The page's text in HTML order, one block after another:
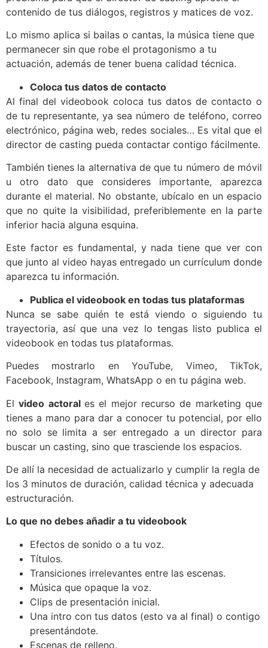
contenido de tus diálogos, registros y matices de voz.
Lo mismo aplica si bailas o cantas, la música tiene que
permanecer sin que robe el protagonismo a tu
actuación, además de tener buena calidad técnica.
Coloca tus datos de contacto
Al final del videobook coloca tus datos de contacto o
de tu representante, ya sea número de teléfono, correo
electrónico, página web, redes sociales… Es vital que el
director de casting pueda contactar contigo fácilmente.
También tienes la alternativa de que tu número de móvil
u otro dato que consideres importante, aparezca
durante el material. No obstante, ubícalo en un espacio
que no quite la visibilidad, preferiblemente en la parte
inferior hacia alguna esquina.
Este factor es fundamental, y nada tiene que ver con
que junto al video hayas entregado un currículum donde
aparezca tu información.
Publica el videobook en todas tus plataformas
Nunca se sabe quién te está viendo o siguiendo tu
trayectoria, así que una vez lo tengas listo publica el
videobook en todas tus plataformas.
Puedes mostrarlo en YouTube, Vimeo, TikTok,
Facebook, Instagram, WhatsApp o en tu página web.
Elvideo actorales el mejor recurso de marketing que
tienes a mano para dar a conocer tu potencial, por ello
no solo se limita a ser entregado a un director para
buscar un casting, sino que trasciende los espacios.
De allí la necesidad de actualizarlo y cumplir la regla de
los 3 minutos de duración, calidad técnica y adecuada
estructuración.
Lo que no debes añadir a tu videobook
Efectos de sonido o a tu voz.
Títulos.
Transiciones irrelevantes entre las escenas.
Música que opaque la voz.
Clips de presentación inicial.
Una intro con tus datos (esto va al final) o contigo
presentándote.
Escenas de relleno.